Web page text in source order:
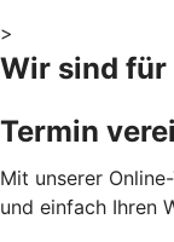
>
Wir sind für
Termin
Mit unserer
und einfach Ihren